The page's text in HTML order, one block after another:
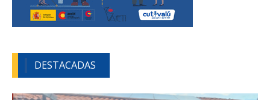
DESTACADAS